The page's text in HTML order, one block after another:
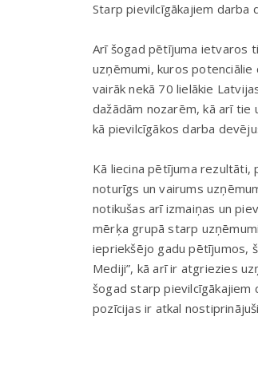
Starp pievilcīgākajiem darba
Arī šogad pētījuma ietvaros
uzņēmumi, kuros
vairāk nekā 70 lielākie
dažādām nozarēm, kā arī tie
kā pievilcīgākos darba
Kā liecina pētījuma
noturīgs un vairums
notikušas arī izmaiņas un
mērķa grupā starp
iepriekšējo gadu pētījumos,
Mediji”, kā arī ir atgriezies
šogad starp pievilcīgākajiem
pozīcijas ir atkal